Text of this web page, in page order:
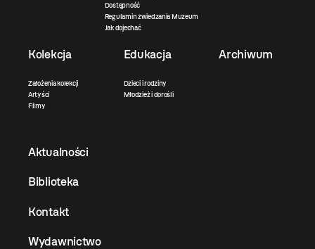
Dostępność
Regulamin zwiedzania Muzeum
Jak dojechać
Kolekcja
Założenia kolekcji
Artyści
Filmy
Edukacja
Dzieci i rodziny
Młodzież i dorośli
Archiwum
Aktualności
Biblioteka
Kontakt
Wydawnictwo